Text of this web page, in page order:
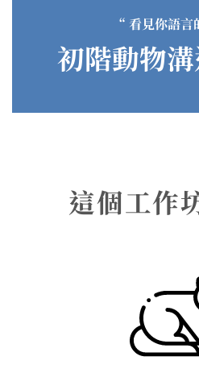
“ 看見你語言
初階動物
這個工作